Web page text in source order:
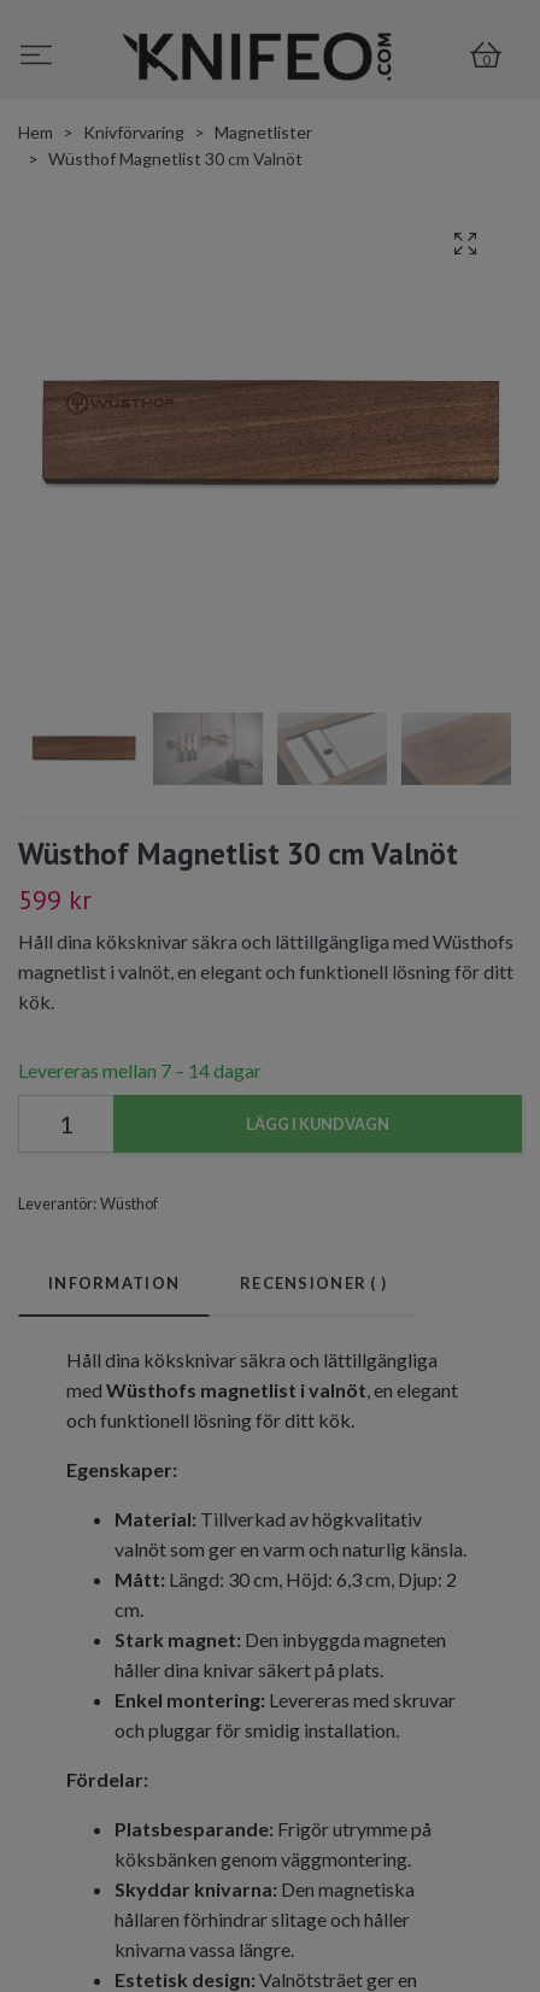
0
Hem Knivförvaring
Magnetlister
Wüsthof Magnetlist 30 cm Valnöt
Wüsthof Magnetlist 30 cm Valnöt
599 kr
Håll dina köksknivar säkra och lättillgängliga med Wüsthofs
magnetlist i valnöt, en elegant och funktionell lösning för ditt
kök.
Levereras mellan 7 – 14 dagar
LÄGG I KUNDVAGN
Leverantör:Wüsthof
INFORMATION RECENSIONER ( )
Håll dina köksknivar säkra och lättillgängliga
med Wüsthofs magnetlist i valnöt , en elegant
och funktionell lösning för ditt kök.
Egenskaper:
Material: Tillverkad av högkvalitativ
valnöt som ger en varm och naturlig känsla.
Mått: Längd: 30 cm, Höjd: 6,3 cm, Djup: 2
cm.
Stark magnet: Den inbyggda magneten
håller dina knivar säkert på plats.
Enkel montering: Levereras med skruvar
och pluggar för smidig installation.
Fördelar:
Platsbesparande: Frigör utrymme på
köksbänken genom väggmontering.
Skyddar knivarna: Den magnetiska
hållaren förhindrar slitage och håller
knivarna vassa längre.
Estetisk design: Valnötsträet ger en